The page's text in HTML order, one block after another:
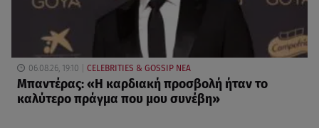
06.08.26, 19:10 CELEBRITIES & GOSSIP ΝΕΑ
Μπαντέρας: «Η καρδιακή προσβολή ήταν το
καλύτερο πράγμα που μου συνέβη»